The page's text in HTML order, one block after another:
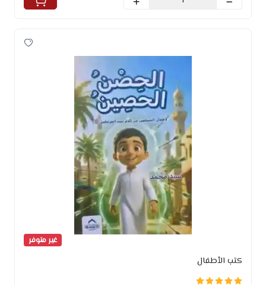
غير متوفر
كتب الأطفال